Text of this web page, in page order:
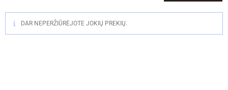
DAR NEPERŽIŪRĖJOTE JOKIŲ PREKIŲ.